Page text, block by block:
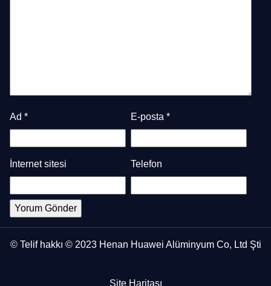
Ad * E-posta *
İnternet sitesi Telefon
© Telif hakkı © 2023 Henan Huawei Alüminyum Co, Ltd Şti
Site Haritası